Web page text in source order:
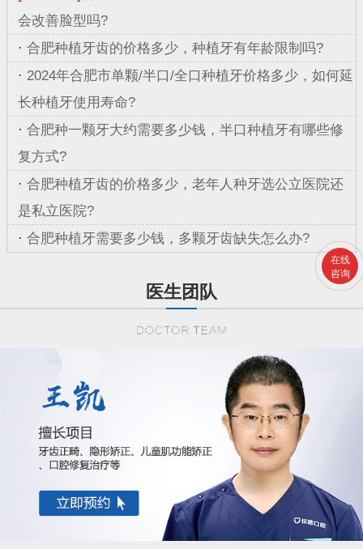
会改善脸型吗?
· 合肥种植牙齿的价格多少，种植牙有年龄限制吗?
· 2024年合肥市单颗/半口/全口种植牙价格多少，如何延
长种植牙使用寿命?
· 合肥种一颗牙大约需要多少钱，半口种植牙有哪些修
复方式?
· 合肥种植牙齿的价格多少，老年人种牙选公立医院还
是私立医院?
· 合肥种植牙需要多少钱，多颗牙齿缺失怎么办?
医生团队
在线
咨询